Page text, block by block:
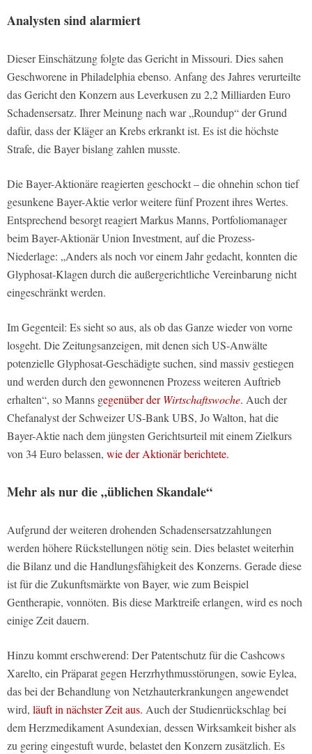
Analysten sind alarmiert
Dieser Einschätzung folgte das Gericht in Missouri. Dies sahen
Geschworene in Philadelphia ebenso. Anfang des Jahres verurteilte
das Gericht den Konzern aus Leverkusen zu 2,2 Milliarden Euro
Schadensersatz. Ihrer Meinung nach war „Roundup“ der Grund
dafür, dass der Kläger an Krebs erkrankt ist. Es ist die höchste
Strafe, die Bayer bislang zahlen musste.
Die Bayer-Aktionäre reagierten geschockt – die ohnehin schon tief
gesunkene Bayer-Aktie verlor weitere fünf Prozent ihres Wertes.
Entsprechend besorgt reagiert Markus Manns, Portfoliomanager
beim Bayer-Aktionär Union Investment, auf die Prozess-
Niederlage: „Anders als noch vor einem Jahr gedacht, konnten die
Glyphosat-Klagen durch die außergerichtliche Vereinbarung nicht
eingeschränkt werden.
Im Gegenteil: Es sieht so aus, als ob das Ganze wieder von vorne
losgeht. Die Zeitungsanzeigen, mit denen sich US-Anwälte
potenzielle Glyphosat-Geschädigte suchen, sind massiv gestiegen
und werden durch den gewonnenen Prozess weiteren Auftrieb
erhalten“, so Manns gegenüber derWirtschaftswoche. Auch der
Chefanalyst der Schweizer US-Bank UBS, Jo Walton, hat die
Bayer-Aktie nach dem jüngsten Gerichtsurteil mit einem Zielkurs
von 34 Euro belassen, wie der Aktionär berichtete.
Mehr als nur die „üblichen Skandale“
Aufgrund der weiteren drohenden Schadensersatzzahlungen
werden höhere Rückstellungen nötig sein. Dies belastet weiterhin
die Bilanz und die Handlungsfähigkeit des Konzerns. Gerade diese
ist für die Zukunftsmärkte von Bayer, wie zum Beispiel
Gentherapie, vonnöten. Bis diese Marktreife erlangen, wird es noch
einige Zeit dauern.
Hinzu kommt erschwerend: Der Patentschutz für die Cashcows
Xarelto, ein Präparat gegen Herzrhythmusstörungen, sowie Eylea,
das bei der Behandlung von Netzhauterkrankungen angewendet
wird, läuft in nächster Zeit aus. Auch der Studienrückschlag bei
dem Herzmedikament Asundexian, dessen Wirksamkeit bisher als
zu gering eingestuft wurde, belastet den Konzern zusätzlich. Es